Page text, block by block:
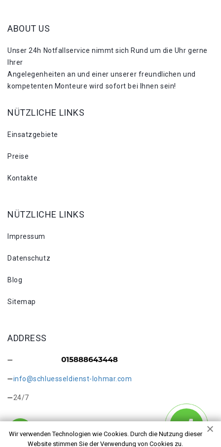
Wir verwenden Technologien wie Cookies. Durch die Nutzung dieser
Website stimmen Sie der Verwendung von Cookies zu.
ABOUT US
Unser 24h Notfallservice nimmt sich Rund um die Uhr gerne
Ihrer
Angelegenheiten an und einer unserer freundlichen und
kompetenten Monteure wird sofort bei Ihnen sein!
NÜTZLICHE LINKS
Einsatzgebiete
Preise
Kontakte
NÜTZLICHE LINKS
Impressum
Datenschutz
Blog
Sitemap
ADDRESS
info@schluesseldienst-lohmar.com
24/7